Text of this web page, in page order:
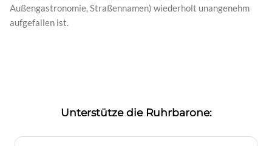
Außengastronomie, Straßennamen) wiederholt unangenehm
aufgefallen ist.
Unterstütze die Ruhrbarone: